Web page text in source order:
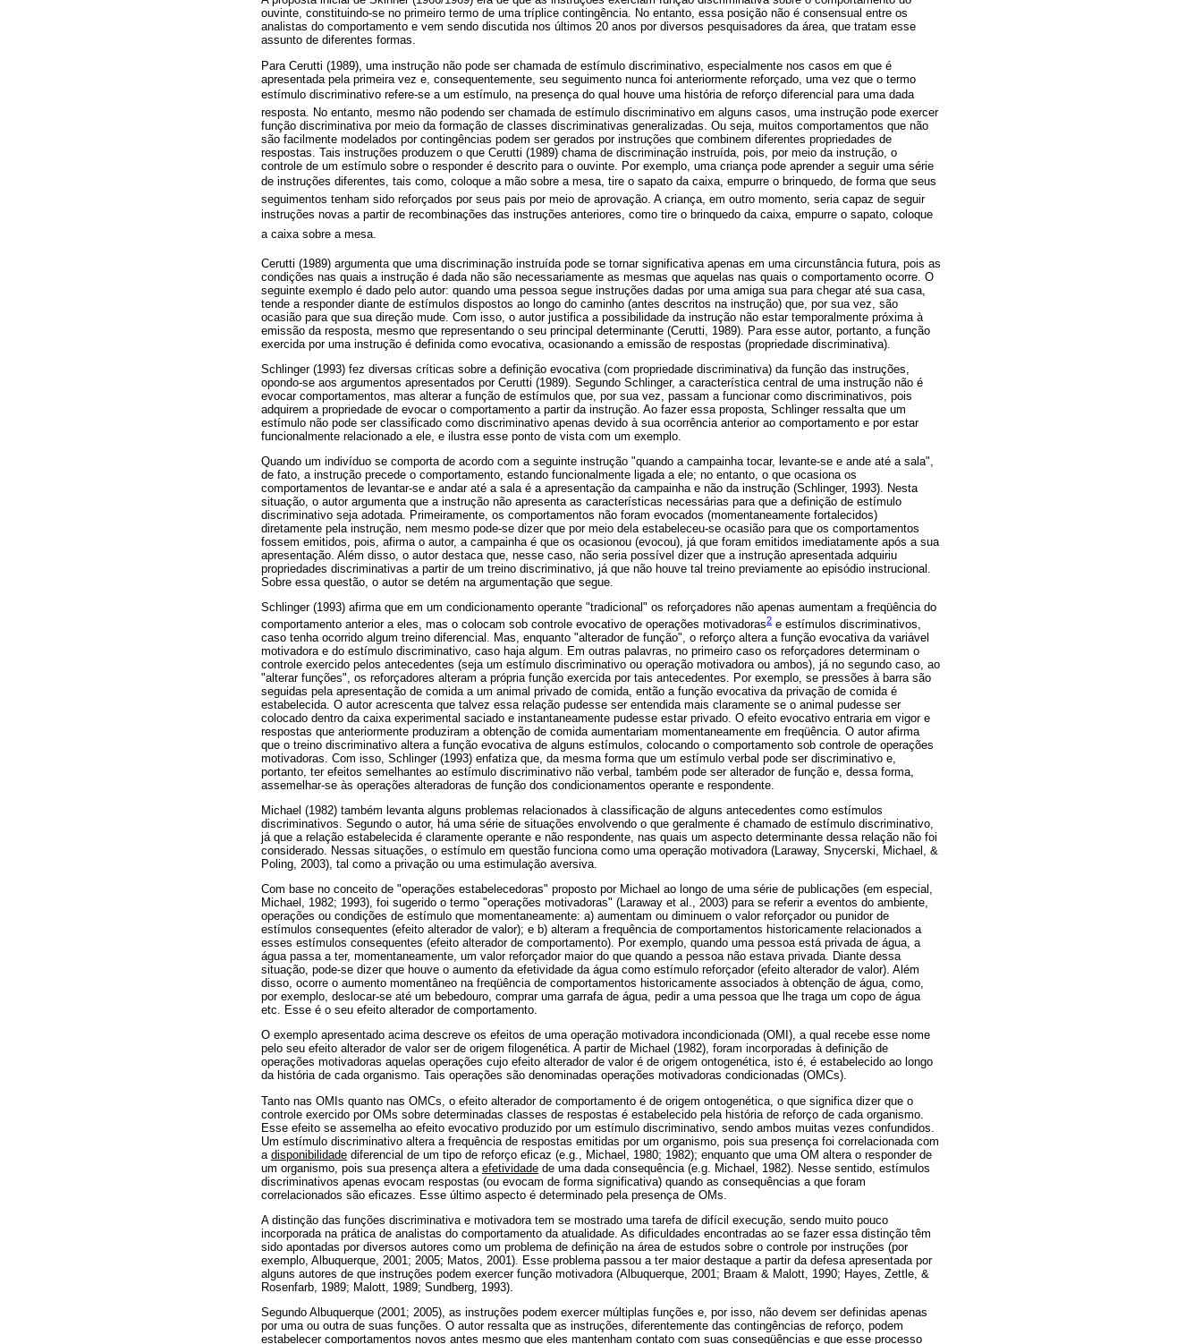
ouvinte, constituindo-se no primeiro termo de uma tríplice contingência. No entanto, essa posição não é consensual entre os
analistas do comportamento e vem sendo discutida nos últimos 20 anos por diversos pesquisadores da área, que tratam esse
assunto de diferentes formas.
Para Cerutti (1989), uma instrução não pode ser chamada de estímulo discriminativo, especialmente nos casos em que é
apresentada pela primeira vez e, consequentemente, seu seguimento nunca foi anteriormente reforçado, uma vez que o termo
estímulo discriminativo refere-se a um estímulo, na presença do qual houve uma história de reforço diferencial para uma dada
resposta. No entanto, mesmo não podendo ser chamada de estímulo discriminativo em alguns casos, uma instrução pode exercer
função discriminativa por meio da formação de classes discriminativas generalizadas. Ou seja, muitos comportamentos que não
são facilmente modelados por contingências podem ser gerados por instruções que combinem diferentes propriedades de
respostas. Tais instruções produzem o que Cerutti (1989) chama de discriminação instruída, pois, por meio da instrução, o
controle de um estímulo sobre o responder é descrito para o ouvinte. Por exemplo, uma criança pode aprender a seguir uma série
de instruções diferentes, tais como, coloque a mão sobre a mesa, tire o sapato da caixa, empurre o brinquedo, de forma que seus
seguimentos tenham sido reforçados por seus pais por meio de aprovação. A criança, em outro momento, seria capaz de seguir
instruções novas a partir de recombinações das instruções anteriores, como tire o brinquedo da caixa, empurre o sapato, coloque
a caixa sobre a mesa.
Cerutti (1989) argumenta que uma discriminação instruída pode se tornar significativa apenas em uma circunstância futura, pois as
condições nas quais a instrução é dada não são necessariamente as mesmas que aquelas nas quais o comportamento ocorre. O
seguinte exemplo é dado pelo autor: quando uma pessoa segue instruções dadas por uma amiga sua para chegar até sua casa,
tende a responder diante de estímulos dispostos ao longo do caminho (antes descritos na instrução) que, por sua vez, são
ocasião para que sua direção mude. Com isso, o autor justifica a possibilidade da instrução não estar temporalmente próxima à
emissão da resposta, mesmo que representando o seu principal determinante (Cerutti, 1989). Para esse autor, portanto, a função
exercida por uma instrução é definida como evocativa, ocasionando a emissão de respostas (propriedade discriminativa).
Schlinger (1993) fez diversas críticas sobre a definição evocativa (com propriedade discriminativa) da função das instruções,
opondo-se aos argumentos apresentados por Cerutti (1989). Segundo Schlinger, a característica central de uma instrução não é
evocar comportamentos, mas alterar a função de estímulos que, por sua vez, passam a funcionar como discriminativos, pois
adquirem a propriedade de evocar o comportamento a partir da instrução. Ao fazer essa proposta, Schlinger ressalta que um
estímulo não pode ser classificado como discriminativo apenas devido à sua ocorrência anterior ao comportamento e por estar
funcionalmente relacionado a ele, e ilustra esse ponto de vista com um exemplo.
Quando um indivíduo se comporta de acordo com a seguinte instrução "quando a campainha tocar, levante-se e ande até a sala",
de fato, a instrução precede o comportamento, estando funcionalmente ligada a ele; no entanto, o que ocasiona os
comportamentos de levantar-se e andar até a sala é a apresentação da campainha e não da instrução (Schlinger, 1993). Nesta
situação, o autor argumenta que a instrução não apresenta as características necessárias para que a definição de estímulo
discriminativo seja adotada. Primeiramente, os comportamentos não foram evocados (momentaneamente fortalecidos)
diretamente pela instrução, nem mesmo pode-se dizer que por meio dela estabeleceu-se ocasião para que os comportamentos
fossem emitidos, pois, afirma o autor, a campainha é que os ocasionou (evocou), já que foram emitidos imediatamente após a sua
apresentação. Além disso, o autor destaca que, nesse caso, não seria possível dizer que a instrução apresentada adquiriu
propriedades discriminativas a partir de um treino discriminativo, já que não houve tal treino previamente ao episódio instrucional.
Sobre essa questão, o autor se detém na argumentação que segue.
Schlinger (1993) afirma que em um condicionamento operante "tradicional" os reforçadores não apenas aumentam a freqüência do
comportamento anterior a eles, mas o colocam sob controle evocativo de operações motivadoras2 e estímulos discriminativos,
caso tenha ocorrido algum treino diferencial. Mas, enquanto "alterador de função", o reforço altera a função evocativa da variável
motivadora e do estímulo discriminativo, caso haja algum. Em outras palavras, no primeiro caso os reforçadores determinam o
controle exercido pelos antecedentes (seja um estímulo discriminativo ou operação motivadora ou ambos), já no segundo caso, ao
"alterar funções", os reforçadores alteram a própria função exercida por tais antecedentes. Por exemplo, se pressões à barra são
seguidas pela apresentação de comida a um animal privado de comida, então a função evocativa da privação de comida é
estabelecida. O autor acrescenta que talvez essa relação pudesse ser entendida mais claramente se o animal pudesse ser
colocado dentro da caixa experimental saciado e instantaneamente pudesse estar privado. O efeito evocativo entraria em vigor e
respostas que anteriormente produziram a obtenção de comida aumentariam momentaneamente em freqüência. O autor afirma
que o treino discriminativo altera a função evocativa de alguns estímulos, colocando o comportamento sob controle de operações
motivadoras. Com isso, Schlinger (1993) enfatiza que, da mesma forma que um estímulo verbal pode ser discriminativo e,
portanto, ter efeitos semelhantes ao estímulo discriminativo não verbal, também pode ser alterador de função e, dessa forma,
assemelhar-se às operações alteradoras de função dos condicionamentos operante e respondente.
Michael (1982) também levanta alguns problemas relacionados à classificação de alguns antecedentes como estímulos
discriminativos. Segundo o autor, há uma série de situações envolvendo o que geralmente é chamado de estímulo discriminativo,
já que a relação estabelecida é claramente operante e não respondente, nas quais um aspecto determinante dessa relação não foi
considerado. Nessas situações, o estímulo em questão funciona como uma operação motivadora (Laraway, Snycerski, Michael, &
Poling, 2003), tal como a privação ou uma estimulação aversiva.
Com base no conceito de "operações estabelecedoras" proposto por Michael ao longo de uma série de publicações (em especial,
Michael, 1982; 1993), foi sugerido o termo "operações motivadoras" (Laraway et al., 2003) para se referir a eventos do ambiente,
operações ou condições de estímulo que momentaneamente: a) aumentam ou diminuem o valor reforçador ou punidor de
estímulos consequentes (efeito alterador de valor); e b) alteram a frequência de comportamentos historicamente relacionados a
esses estímulos consequentes (efeito alterador de comportamento). Por exemplo, quando uma pessoa está privada de água, a
água passa a ter, momentaneamente, um valor reforçador maior do que quando a pessoa não estava privada. Diante dessa
situação, pode-se dizer que houve o aumento da efetividade da água como estímulo reforçador (efeito alterador de valor). Além
disso, ocorre o aumento momentâneo na freqüência de comportamentos historicamente associados à obtenção de água, como,
por exemplo, deslocar-se até um bebedouro, comprar uma garrafa de água, pedir a uma pessoa que lhe traga um copo de água
etc. Esse é o seu efeito alterador de comportamento.
O exemplo apresentado acima descreve os efeitos de uma operação motivadora incondicionada (OMI), a qual recebe esse nome
pelo seu efeito alterador de valor ser de origem filogenética. A partir de Michael (1982), foram incorporadas à definição de
operações motivadoras aquelas operações cujo efeito alterador de valor é de origem ontogenética, isto é, é estabelecido ao longo
da história de cada organismo. Tais operações são denominadas operações motivadoras condicionadas (OMCs).
Tanto nas OMIs quanto nas OMCs, o efeito alterador de comportamento é de origem ontogenética, o que significa dizer que o
controle exercido por OMs sobre determinadas classes de respostas é estabelecido pela história de reforço de cada organismo.
Esse efeito se assemelha ao efeito evocativo produzido por um estímulo discriminativo, sendo ambos muitas vezes confundidos.
Um estímulo discriminativo altera a frequência de respostas emitidas por um organismo, pois sua presença foi correlacionada com
a disponibilidade diferencial de um tipo de reforço eficaz (e.g., Michael, 1980; 1982); enquanto que uma OM altera o responder de
um organismo, pois sua presença altera a efetividade de uma dada consequência (e.g. Michael, 1982). Nesse sentido, estímulos
discriminativos apenas evocam respostas (ou evocam de forma significativa) quando as consequências a que foram
correlacionados são eficazes. Esse último aspecto é determinado pela presença de OMs.
A distinção das funções discriminativa e motivadora tem se mostrado uma tarefa de difícil execução, sendo muito pouco
incorporada na prática de analistas do comportamento da atualidade. As dificuldades encontradas ao se fazer essa distinção têm
sido apontadas por diversos autores como um problema de definição na área de estudos sobre o controle por instruções (por
exemplo, Albuquerque, 2001; 2005; Matos, 2001). Esse problema passou a ter maior destaque a partir da defesa apresentada por
alguns autores de que instruções podem exercer função motivadora (Albuquerque, 2001; Braam & Malott, 1990; Hayes, Zettle, &
Rosenfarb, 1989; Malott, 1989; Sundberg, 1993).
Segundo Albuquerque (2001; 2005), as instruções podem exercer múltiplas funções e, por isso, não devem ser definidas apenas
por uma ou outra de suas funções. O autor ressalta que as instruções, diferentemente das contingências de reforço, podem
estabelecer comportamentos novos antes mesmo que eles mantenham contato com suas conseqüências e que esse processo